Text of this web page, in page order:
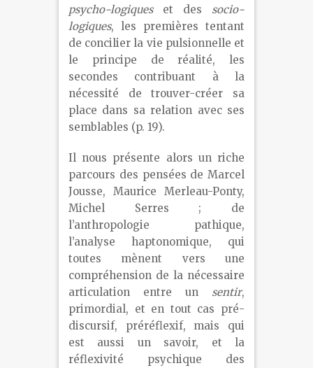
psycho-logiqueset des socio-
logiques, les premières tentant
de concilier la vie pulsionnelle et
le principe de réalité, les
secondes contribuant à la
nécessité de trouver-créer sa
place dans sa relation avec ses
semblables (p. 19).
Il nous présente alors un riche
parcours des pensées de Marcel
Jousse, Maurice Merleau-Ponty,
Michel Serres ; de
l’anthropologie pathique,
l’analyse haptonomique, qui
toutes mènent vers une
compréhension de la nécessaire
articulation entre un sentir,
primordial, et en tout cas pré-
discursif, préréflexif, mais qui
est aussi un savoir, et la
réflexivité psychique des